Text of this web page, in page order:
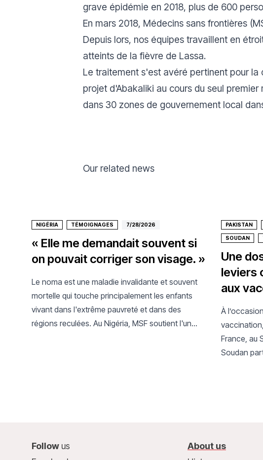
grave épidémie en 2018, plus de 600
En mars 2018, Médecins sans frontières
Depuis lors, nos équipes travaillent en
atteints de la fièvre de Lassa.
Le traitement s'est avéré pertinent pour
projet d'Abakaliki au cours du seul
dans 30 zones de gouvernement local
Our related news
NIGÉRIA TÉMOIGNAGES 7/28/2026
« Elle me demandait souvent si
on pouvait corriger son visage. »
Le noma est une maladie invalidante et souvent
mortelle qui touche principalement les enfants
vivant dans l'extrême pauvreté et dans des
régions reculées. Au Nigéria, MSF soutient l'un
PAKISTAN
SOUDAN
Une
leviers
aux
À
France, au
Soudan
Follow us
About us